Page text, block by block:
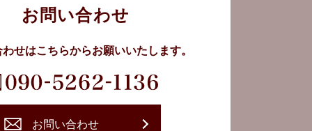
お問い合わせ
わせはこちらからお願いいたします。
お問い合わせ